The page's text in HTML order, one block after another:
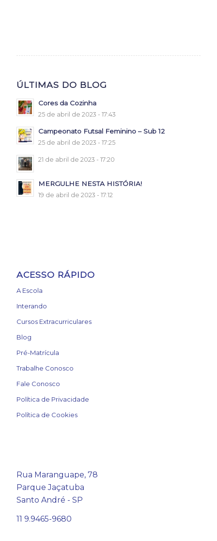
ÚLTIMAS DO BLOG
Cores da Cozinha
25 de abril de 2023 - 17:43
Campeonato Futsal Feminino – Sub 12
25 de abril de 2023 - 17:25
21 de abril de 2023 - 17:20
MERGULHE NESTA HISTÓRIA!
19 de abril de 2023 - 17:12
ACESSO RÁPIDO
A Escola
Interando
Cursos Extracurriculares
Blog
Pré-Matrícula
Trabalhe Conosco
Fale Conosco
Política de Privacidade
Política de Cookies
Rua Maranguape, 78
Parque Jaçatuba
Santo André - SP
11 9.9465-9680